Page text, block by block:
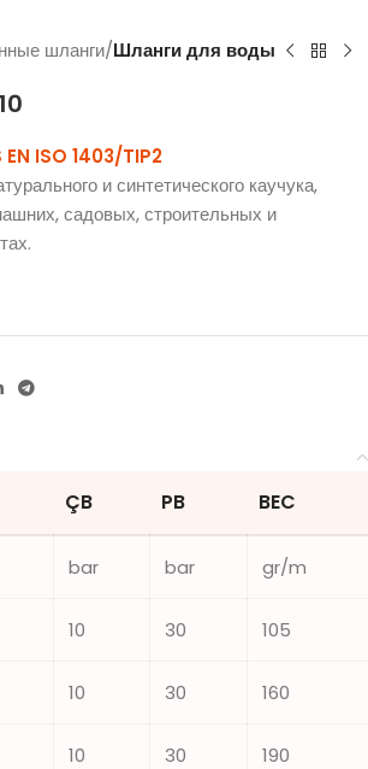
шланги Шланги для воды
ISO 1403/TIP2
и синтетического каучука,
садовых, строительных и
ÇB PB BEC
bar bar gr/m
10 30 105
10 30 160
10 30 190